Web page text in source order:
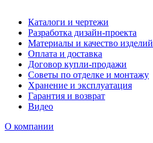
Каталоги и чертежи
Разработка дизайн-проекта
Материалы и качество изделий
Оплата и доставка
Договор купли-продажи
Советы по отделке и монтажу
Хранение и эксплуатация
Гарантия и возврат
Видео
О компании